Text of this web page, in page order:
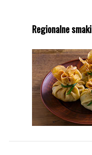
Regionalne smaki